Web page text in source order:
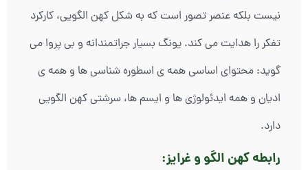
نیست بلکه عنصر تصور است که به شکل کهن الگویی، کارکرد
تفکر را هدایت می کند. یونگ بسیار جراتمندانه و بی پروا می
گوید: محتوای اساسی همه ی اسطوره شناسی ها و همه ی
ادیان و همه ایدئولوژی ها و ایسم ها، سرشتی کهن الگویی
دارد.
رابطه کهن الگو و غرایز: